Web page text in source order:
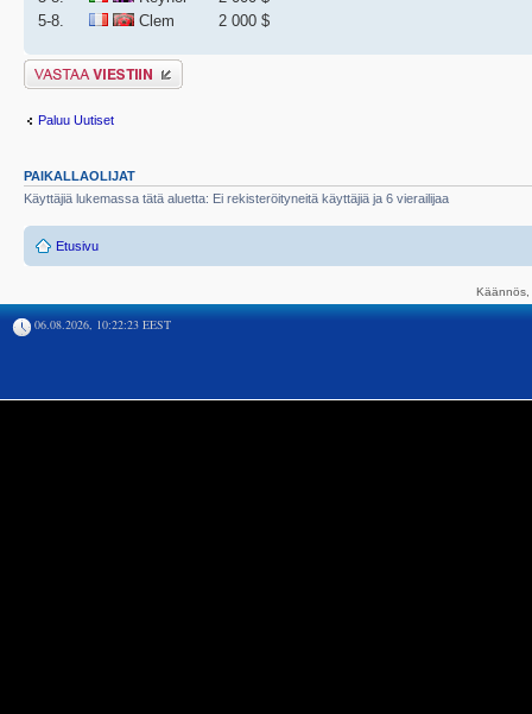
5-8.
Clem 2 000 $
Lähetä vastaus
Paluu Uutiset
PAIKALLAOLIJAT
Käyttäjiä lukemassa tätä aluetta: Ei rekisteröityneitä käyttäjiä ja 6 vierailijaa
Etusivu
06.08.2026, 10:22:23 EEST